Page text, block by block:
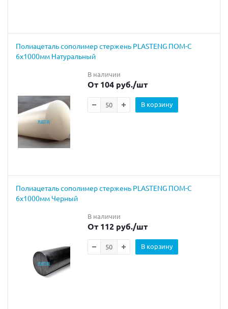
Полиацеталь сополимер стержень PLASTENG ПОМ-С
6х1000мм Натуральный
В наличии
От 104 руб./шт
В корзину
Полиацеталь сополимер стержень PLASTENG ПОМ-С
6х1000мм Черный
В наличии
От 112 руб./шт
В корзину